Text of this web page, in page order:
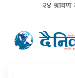
२४